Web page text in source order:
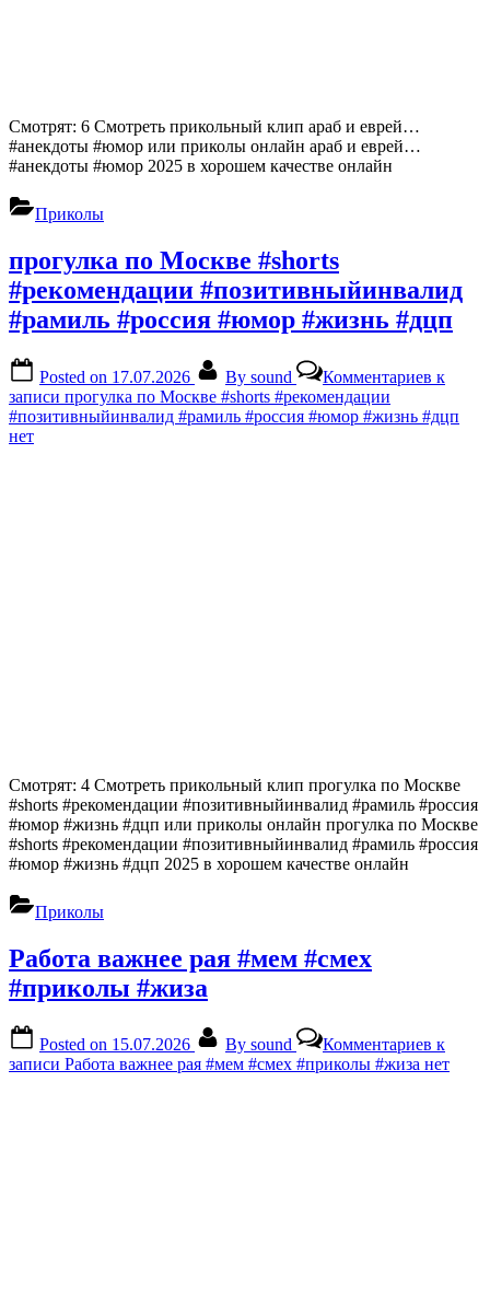
Смотрят: 6 Смотреть прикольный клип араб и еврей…
#анекдоты #юмор или приколы онлайн араб и еврей…
#анекдоты #юмор 2025 в хорошем качестве онлайн
Приколы
прогулка по Москве #shorts
#рекомендации #позитивныйинвалид
#рамиль #россия #юмор #жизнь #дцп
Posted on 17.07.2026 By sound Комментариев к
записи прогулка по Москве #shorts #рекомендации
#позитивныйинвалид #рамиль #россия #юмор #жизнь #дцп
нет
Смотрят: 4 Смотреть прикольный клип прогулка по Москве
#shorts #рекомендации #позитивныйинвалид #рамиль #россия
#юмор #жизнь #дцп или приколы онлайн прогулка по Москве
#shorts #рекомендации #позитивныйинвалид #рамиль #россия
#юмор #жизнь #дцп 2025 в хорошем качестве онлайн
Приколы
Работа важнее рая #мем #смех
#приколы #жиза
Posted on 15.07.2026 By sound Комментариев к
записи Работа важнее рая #мем #смех #приколы #жиза нет